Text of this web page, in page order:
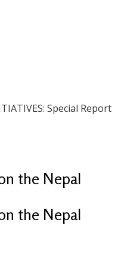
Special Report
the Nepal
the Nepal